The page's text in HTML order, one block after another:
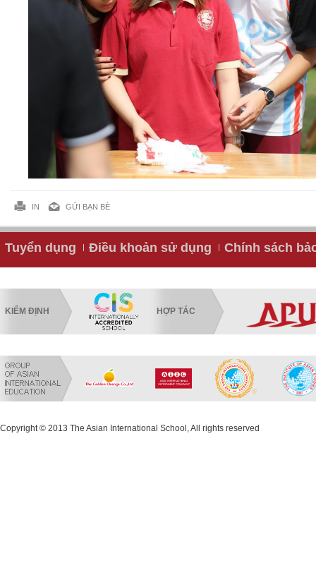
IN GỬI BẠN BÈ
Tuyển dụng Điều khoản sử dụng Chính sách
KIỂM ĐỊNH HỢP TÁC
Copyright © 2013 The Asian International School, All rights reserved